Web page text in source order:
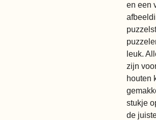
en een
leuk.
zijn
houten
stukje
de